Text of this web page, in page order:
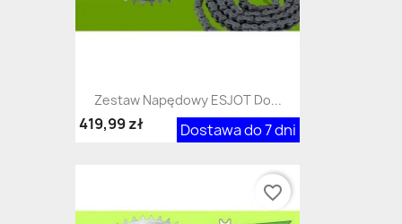
Zestaw Napędowy ESJOT Do...
Dostawa do 7 dni
419,99 zł
favorite_border